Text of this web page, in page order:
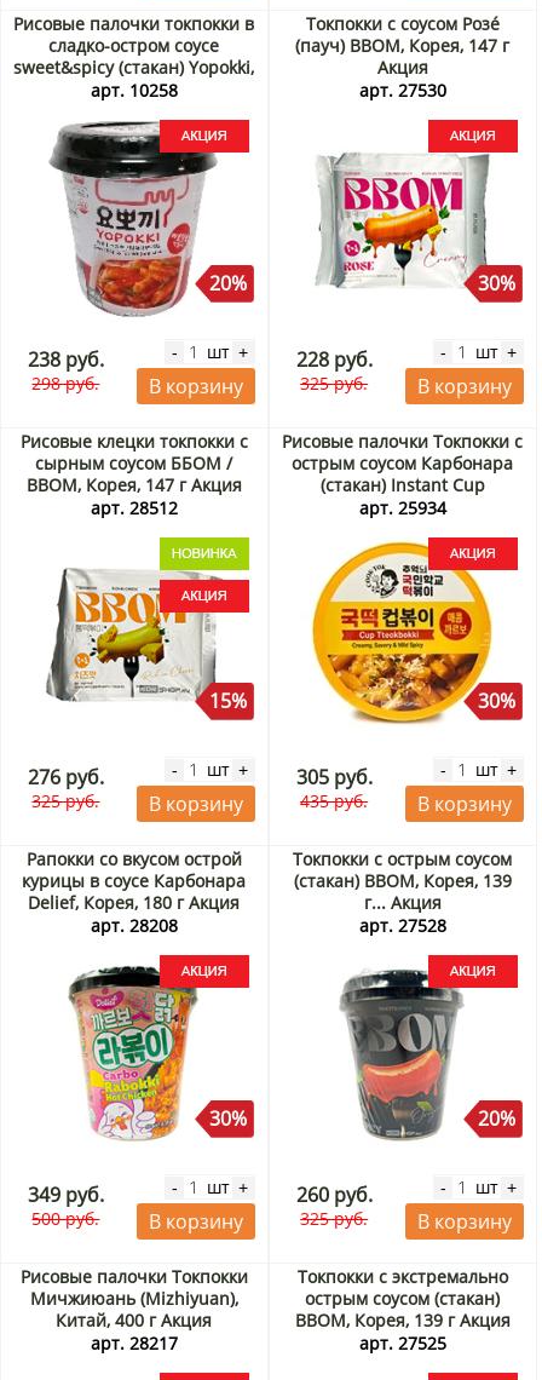
Рисовые палочки токпокки в
сладко-остром соусе
sweet&spicy (стакан) Yopokki,
Корея, 140 г Акция
арт. 10258
20%
238 руб.
298 руб.
- шт +
В корзину
Токпокки с соусом Розé
(пауч) BBOM, Корея, 147 г
Акция
арт. 27530
30%
228 руб.
325 руб.
- шт +
В корзину
Рисовые клецки токпокки с
сырным соусом ББОМ /
BBOM, Корея, 147 г Акция
арт. 28512
15%
276 руб.
325 руб.
- шт +
В корзину
Рисовые палочки Токпокки с
острым соусом Карбонара
(стакан) Instant Cup
Tteokbokki Spicy Carbonara
арт. 25934
30%
305 руб.
435 руб.
- шт +
В корзину
Рапокки со вкусом острой
курицы в соусе Карбонара
Delief, Корея, 180 г Акция
арт. 28208
30%
349 руб.
500 руб.
- шт +
В корзину
Токпокки с острым соусом
(стакан) BBOM, Корея, 139
г... Акция
арт. 27528
20%
260 руб.
325 руб.
- шт +
В корзину
Рисовые палочки Токпокки
Мичжиюань (Mizhiyuan),
Китай, 400 г Акция
арт. 28217
Токпокки с экстремально
острым соусом (стакан)
BBOM, Корея, 139 г Акция
арт. 27525